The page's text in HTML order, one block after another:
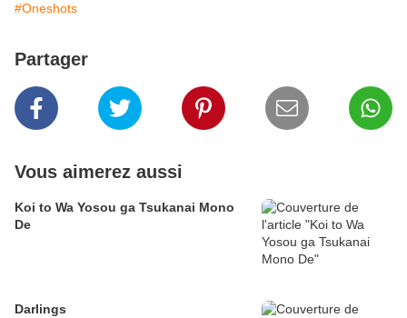
#Oneshots
Partager
Vous aimerez aussi
Koi to Wa Yosou ga Tsukanai Mono
De
Darlings